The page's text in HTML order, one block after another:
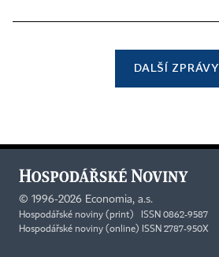
DALŠÍ ZPRÁVY
© 1996-2026 Economia, a.s.
Hospodářské noviny (print) ISSN 0862-9587
Hospodářské noviny (online) ISSN 2787-950X